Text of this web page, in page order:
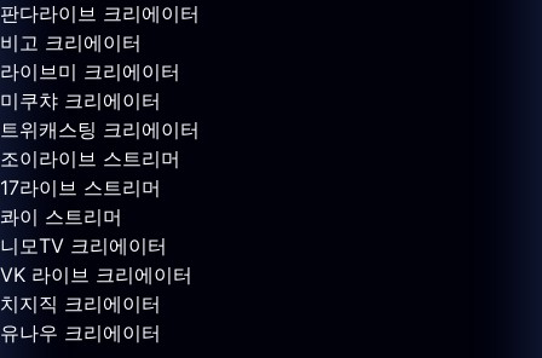
판다라이브 크리에이터
비고 크리에이터
라이브미 크리에이터
미쿠챠 크리에이터
트위캐스팅 크리에이터
조이라이브 스트리머
17라이브 스트리머
콰이 스트리머
니모TV 크리에이터
VK 라이브 크리에이터
치지직 크리에이터
유나우 크리에이터